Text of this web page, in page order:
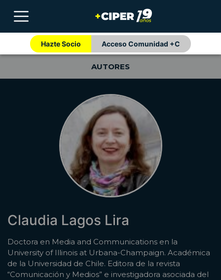
Hazte Socio Acceso Comunidad +C
AUTORES
Claudia Lagos Lira
Doctora en Media and Communications en la
University of Illinois at Urbana-Champaign. Académica
de la Universidad de Chile. Editora de la revista
“Comunicación y Medios” e investigadora asociada del